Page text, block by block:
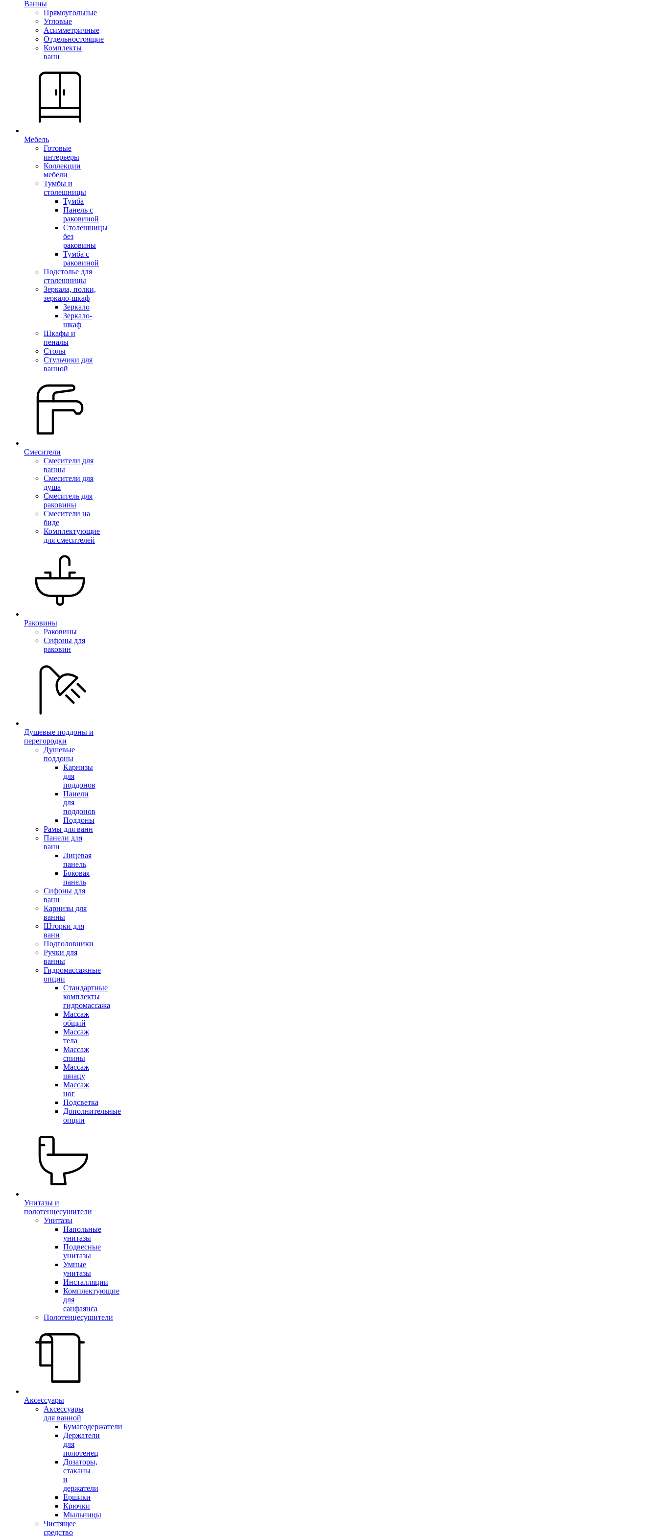
Ванны
Прямоугольные
Угловые
Асимметричные
Отдельностоящие
Комплекты
ванн
Мебель
Готовые
интерьеры
Коллекции
мебели
Тумбы и
столешницы
Тумба
Панель с
раковиной
Столешницы
без
раковины
Тумба с
раковиной
Подстолье для
столешницы
Зеркала, полки,
зеркало-шкаф
Зеркало
Зеркало-
шкаф
Шкафы и
пеналы
Столы
Стульчики для
ванной
Смесители
Смесители для
ванны
Смесители для
душа
Смеситель для
раковины
Смесители на
биде
Комплектующие
для смесителей
Раковины
Раковины
Сифоны для
раковин
Душевые поддоны и
перегородки
Душевые
поддоны
Карнизы
для
поддонов
Панели
для
поддонов
Поддоны
Рамы для ванн
Панели для
ванн
Лицевая
панель
Боковая
панель
Сифоны для
ванн
Карнизы для
ванны
Шторки для
ванн
Подголовники
Ручки для
ванны
Гидромассажные
опции
Стандартные
комплекты
гидромассажа
Массаж
общий
Массаж
тела
Массаж
спины
Массаж
шиацу
Массаж
ног
Подсветка
Дополнительные
опции
Унитазы и
полотенцесушители
Унитазы
Напольные
унитазы
Подвесные
унитазы
Умные
унитазы
Инсталляции
Комплектующие
для
санфаянса
Полотенцесушители
Аксессуары
Аксессуары
для ванной
Бумагодержатели
Держатели
для
полотенец
Дозаторы,
стаканы
и
держатели
Ершики
Крючки
Мыльницы
Чистящее
средство